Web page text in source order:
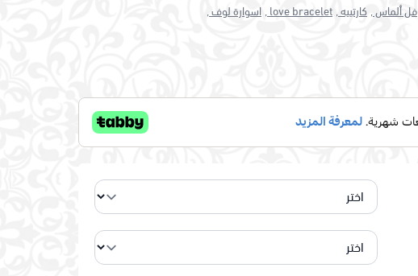
فل ألماس , كارتييه , love bracelet , اسوارة لوف ,